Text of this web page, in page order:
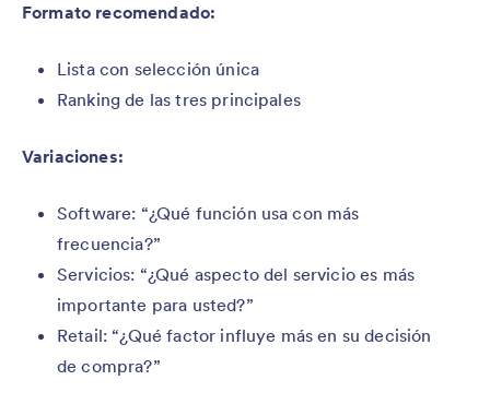
Formato recomendado:
Lista con selección única
Ranking de las tres principales
Variaciones:
Software: “¿Qué función usa con más
frecuencia?”
Servicios: “¿Qué aspecto del servicio es más
importante para usted?”
Retail: “¿Qué factor influye más en su decisión
de compra?”